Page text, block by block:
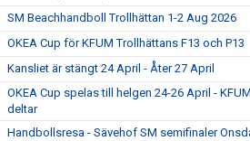
SM Beachhandboll Trollhättan 1-2 Aug 2026
OKEA Cup för KFUM Trollhättans F13 och P13
Kansliet är stängt 24 April - Åter 27 April
OKEA Cup spelas till helgen 24-26 April -
deltar
Handbollsresa - Sävehof SM semifinaler